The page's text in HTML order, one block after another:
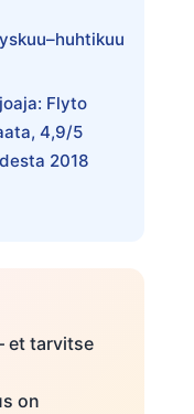
Flyto
4,9/5
2018
et tarvitse
on